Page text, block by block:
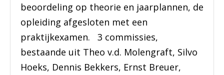
beoordeling op theorie en jaarplannen, de
opleiding afgesloten met een
praktijkexamen. 3 commissies,
bestaande uit Theo v.d. Molengraft, Silvo
Hoeks, Dennis Bekkers, Ernst Breuer,